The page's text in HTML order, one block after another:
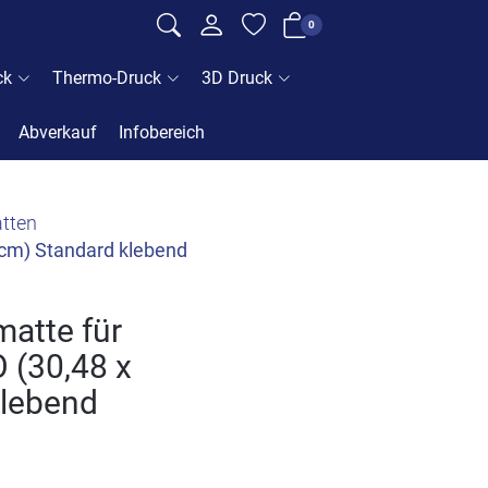
0
Thermo-Druck 3D Druck
Abverkauf Infobereich
Standard klebend
für
(30,48 x